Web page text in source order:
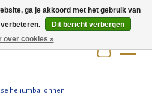
heliumballonnen
ga je akkoord met het gebruik van
Dit bericht verbergen
over cookies »